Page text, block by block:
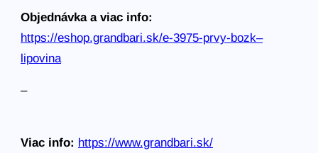
Objednávka a viac info:
https://eshop.grandbari.sk/e-3975-prvy-bozk–
lipovina
–
Viac info: https://www.grandbari.sk/